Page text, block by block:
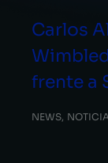
Carlos
frente a
NEWS,